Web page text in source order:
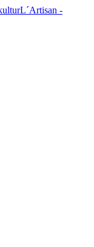
L´Artisan -